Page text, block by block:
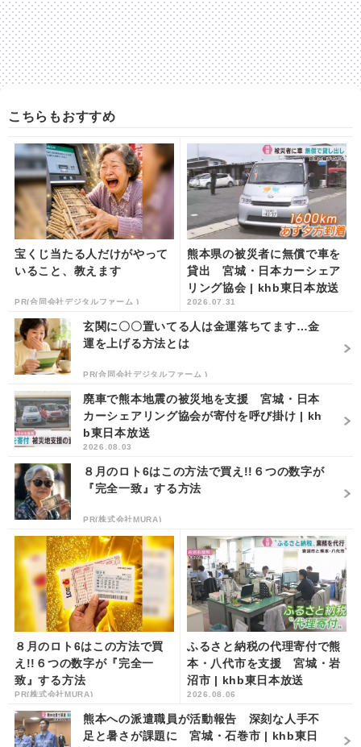
こちらもおすすめ
宝くじ当たる人だけがやって
いること、教えます
PR(合同会社デジタルファーム )
熊本県の被災者に無償で車を
貸出 宮城・日本カーシェア
リング協会 | khb東日本放送
2026.07.31
玄関に〇〇置いてる人は金運落ちてます…金
運を上げる方法とは
PR(合同会社デジタルファーム )
廃車で熊本地震の被災地を支援 宮城・日本
カーシェアリング協会が寄付を呼び掛け | kh
b東日本放送
2026.08.03
８月のロト6はこの方法で買え!!６つの数字が
『完全一致』する方法
PR(株式会社MURA)
８月のロト6はこの方法で買
え!!６つの数字が『完全一
致』する方法
PR(株式会社MURA)
ふるさと納税の代理寄付で熊
本・八代市を支援 宮城・岩
沼市 | khb東日本放送
2026.08.06
熊本への派遣職員が活動報告 深刻な人手不
足と暑さが課題に 宮城・石巻市 | khb東日